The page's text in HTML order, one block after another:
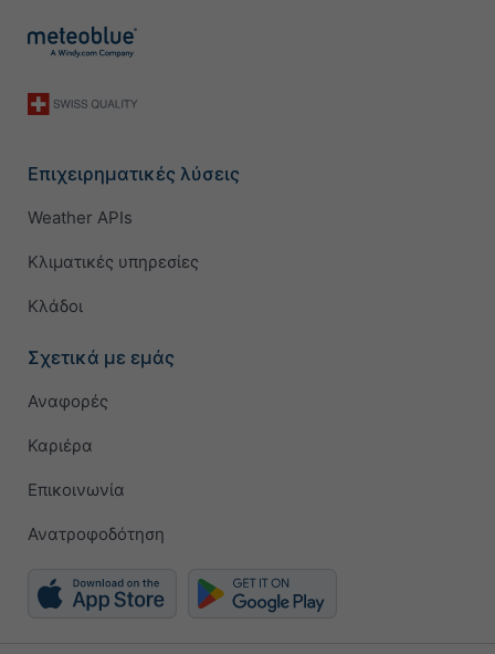
Επιχειρηματικές λύσεις
Weather APIs
Κλιματικές υπηρεσίες
Κλάδοι
Σχετικά με εμάς
Αναφορές
Καριέρα
Επικοινωνία
Ανατροφοδότηση